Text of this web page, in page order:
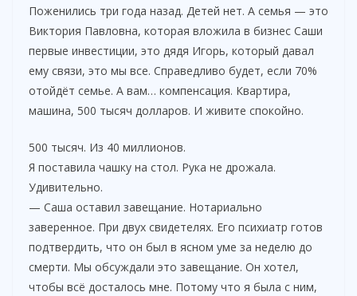
Поженились три года назад. Детей нет. А семья — это
Виктория Павловна, которая вложила в бизнес Саши
первые инвестиции, это дядя Игорь, который давал
ему связи, это мы все. Справедливо будет, если 70%
отойдёт семье. А вам… компенсация. Квартира,
машина, 500 тысяч долларов. И живите спокойно.
500 тысяч. Из 40 миллионов.
Я поставила чашку на стол. Рука не дрожала.
Удивительно.
— Саша оставил завещание. Нотариально
заверенное. При двух свидетелях. Его психиатр готов
подтвердить, что он был в ясном уме за неделю до
смерти. Мы обсуждали это завещание. Он хотел,
чтобы всё досталось мне. Потому что я была с ним,